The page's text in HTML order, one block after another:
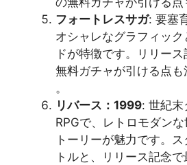
フォートレスサガ: 要塞
オシャレなグラフィッ
ドが特徴です。リリー
無料ガチャが引ける点
。
リバース：1999: 世紀末
RPGで、レトロモダン
トーリーが魅力です。
トルと、リリース記念